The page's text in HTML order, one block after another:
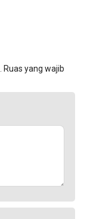
Ruas yang wajib